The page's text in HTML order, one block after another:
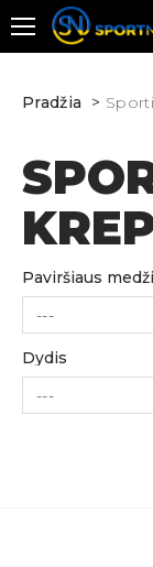
Pradžia
Paviršiaus
Dydis